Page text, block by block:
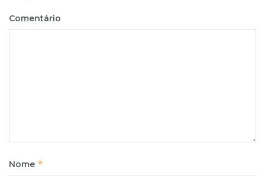
Comentário
Nome *